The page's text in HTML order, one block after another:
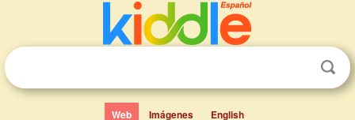
Web Imágenes English